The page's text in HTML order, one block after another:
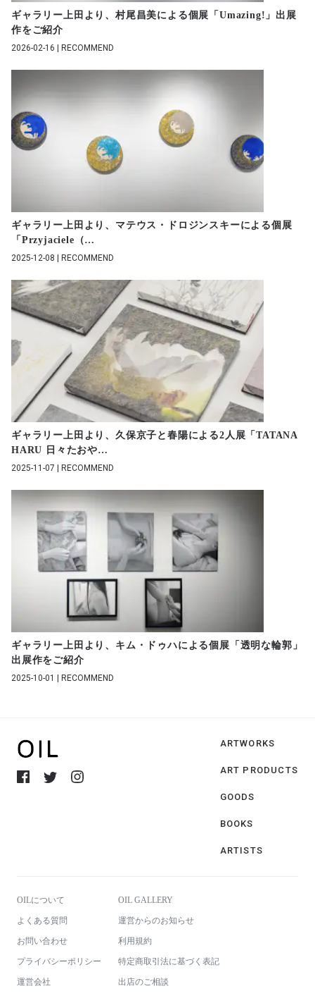
ギャラリー上田より、村尾昌美による個展「Umazing!」出展
作をご紹介
2026-02-16 | RECOMMEND
ギャラリー上田より、マテウス・ドロジンスキーによる個展
「Przyjaciele（…
2025-12-08 | RECOMMEND
ギャラリー上田より、久保京子と春陽による2人展「TATANA
HARU 日々たおや…
2025-11-07 | RECOMMEND
ギャラリー上田より、キム・ドゥハによる個展「透明な輪郭」
出展作をご紹介
2025-10-01 | RECOMMEND
ARTWORKS
ART PRODUCTS
GOODS
BOOKS
ARTISTS
OILについて OIL GALLERY
よくある質問 運営からのお知らせ
お問い合わせ 利用規約
プライバシーポリシー 特定商取引法に基づく表記
運営会社 出店のご相談